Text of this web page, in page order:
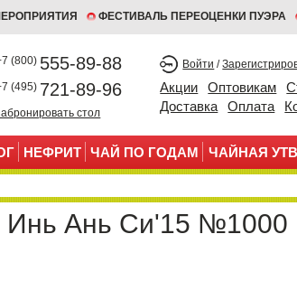
ФЕСТИВАЛЬ ПЕРЕОЦЕНКИ ПУЭРА
(800) 555-89-88
(495) 721-89-96
стол
Войти /
Акции Оптовикам
Доставка
Оплата
НЕФРИТ ЧАЙ ПО ГОДАМ ЧАЙНАЯ
Инь Ань Си'15 №1000